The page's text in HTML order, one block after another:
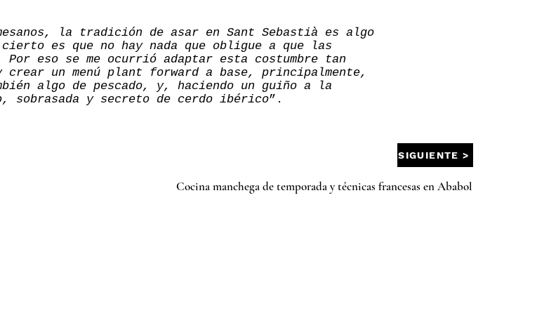
la tradición de asar en Sant Sebastià es algo
es que no hay nada que obligue a que las
eso se me ocurrió adaptar esta costumbre tan
un menú plant forward a base, principalmente,
algo de pescado, y, haciendo un guiño a la
y secreto de cerdo ibérico”.
SIGUIENTE >
Cocina manchega de temporada y técnicas francesas en Ababol